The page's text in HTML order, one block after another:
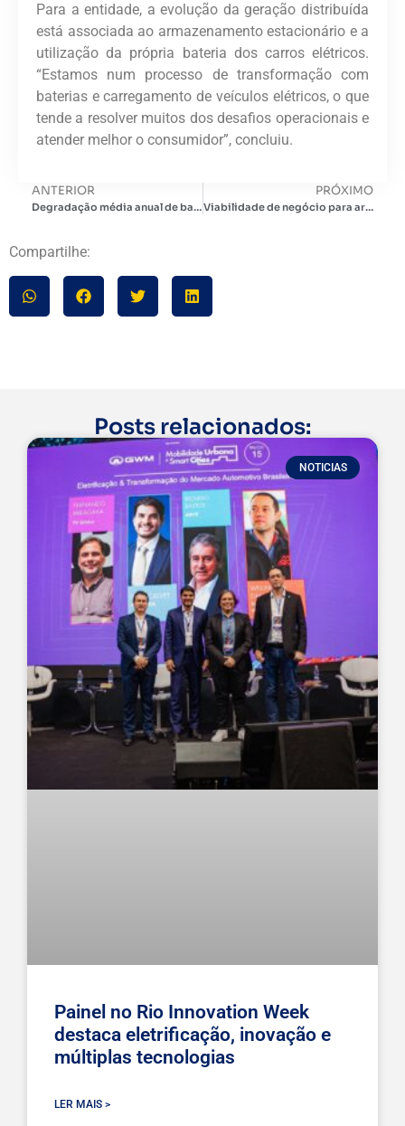
Para a entidade, a evolução da geração distribuída
está associada ao armazenamento estacionário e a
utilização da própria bateria dos carros elétricos.
“Estamos num processo de transformação com
baterias e carregamento de veículos elétricos, o que
tende a resolver muitos dos desafios operacionais e
atender melhor o consumidor”, concluiu.
ANTERIOR
Degradação média anual de baterias de veículos aumenta com recarga rápida
PRÓXIMO
Viabilidade de negócio para armazenamento C&I
Compartilhe:
Posts relacionados:
NOTICIAS
Painel no Rio Innovation Week
destaca eletrificação, inovação e
múltiplas tecnologias
LER MAIS >